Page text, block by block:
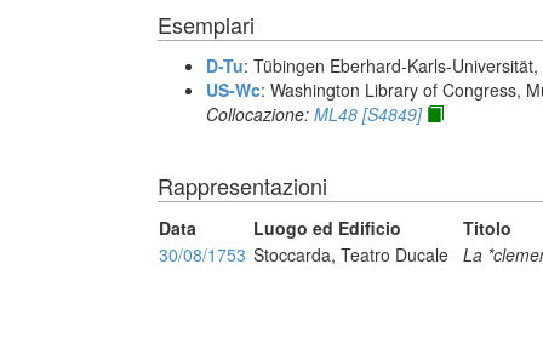
Esemplari
D-Tu: Tübingen Eberhard-Karls-
US-Wc: Washington Library of Congress,
Collocazione: ML48 [S4849]
Rappresentazioni
Data Luogo ed Edificio
Titolo
30/08/1753 Stoccarda, Teatro Ducale La